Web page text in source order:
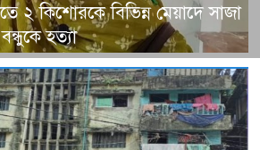
২ কিশোরকে বিভিন্ন মেয়াদে সাজা
হত্যা